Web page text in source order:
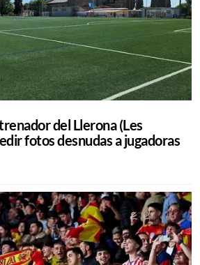
del Llerona (Les
fotos desnudas a jugadoras